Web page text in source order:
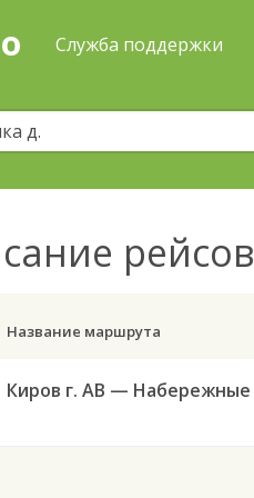
Служба поддержки
рейсов
Название маршрута